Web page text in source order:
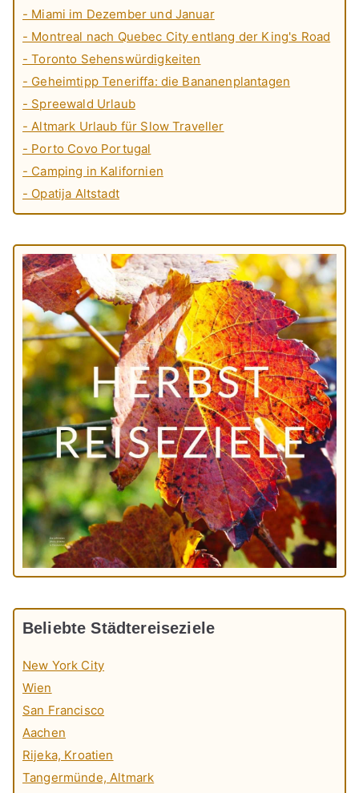
- Miami im Dezember und Januar
- Montreal nach Quebec City entlang der King's Road
- Toronto Sehenswürdigkeiten
- Geheimtipp Teneriffa: die Bananenplantagen
- Spreewald Urlaub
- Altmark Urlaub für Slow Traveller
- Porto Covo Portugal
- Camping in Kalifornien
- Opatija Altstadt
Beliebte Städtereiseziele
New York City
Wien
San Francisco
Aachen
Rijeka, Kroatien
Tangermünde, Altmark